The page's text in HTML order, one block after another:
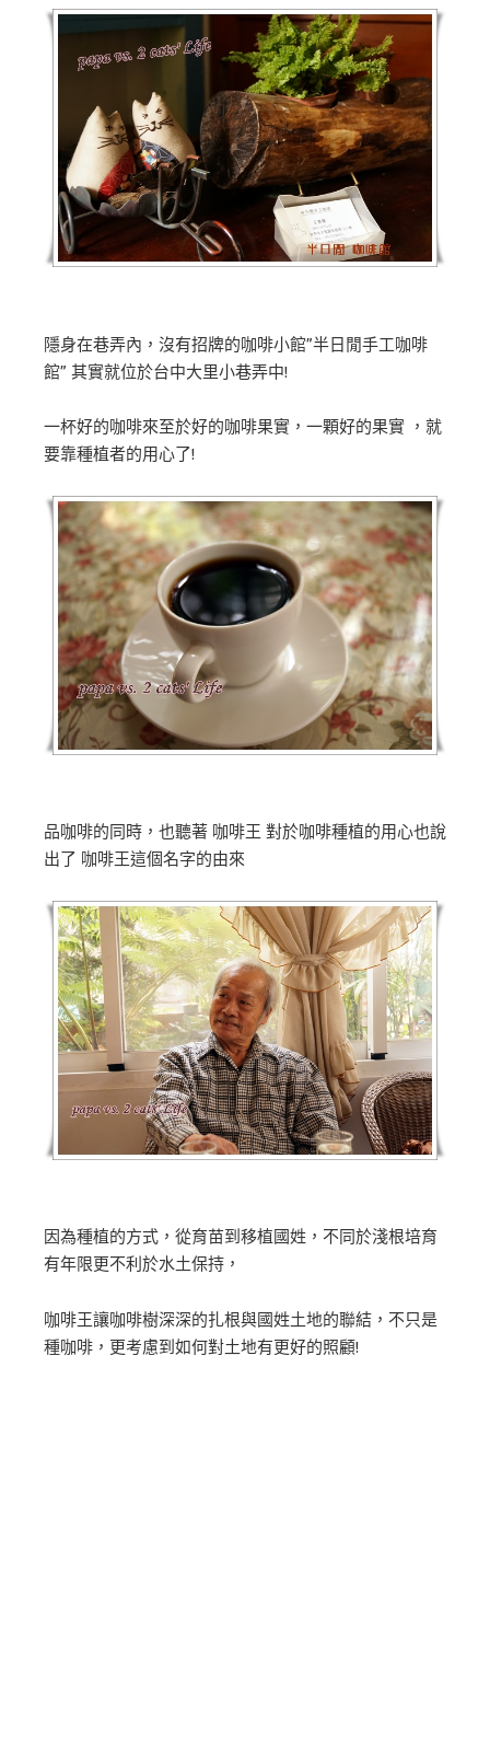
隱身在巷弄內，沒有招牌的咖啡小館”半日閒手工咖啡
館” 其實就位於台中大里小巷弄中!
一杯好的咖啡來至於好的咖啡果實，一顆好的果實 ，就
要靠種植者的用心了!
品咖啡的同時，也聽著 咖啡王 對於咖啡種植的用心也說
出了 咖啡王這個名字的由來
因為種植的方式，從育苗到移植國姓，不同於淺根培育
有年限更不利於水土保持，
咖啡王讓咖啡樹深深的扎根與國姓土地的聯結，不只是
種咖啡，更考慮到如何對土地有更好的照顧!